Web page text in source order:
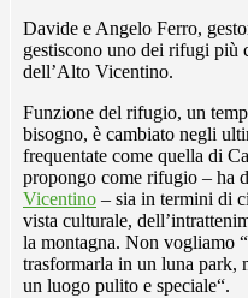
Davide e Angelo Ferro,
gestiscono uno dei rifugi
dell’Alto Vicentino.
Funzione del rifugio, un
bisogno, è cambiato negli
frequentate come quella di
propongo come rifugio – ha
Vicentino – sia in termini di
vista culturale,
la montagna. Non vogliamo
trasformarla in un luna park,
un luogo pulito e speciale“.